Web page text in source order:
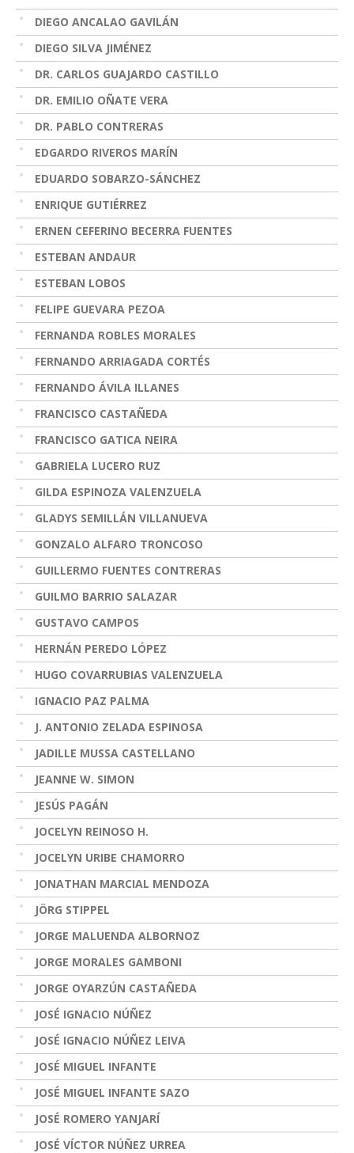
DIEGO ANCALAO GAVILÁN
DIEGO SILVA JIMÉNEZ
DR. CARLOS GUAJARDO CASTILLO
DR. EMILIO OÑATE VERA
DR. PABLO CONTRERAS
EDGARDO RIVEROS MARÍN
EDUARDO SOBARZO-SÁNCHEZ
ENRIQUE GUTIÉRREZ
ERNEN CEFERINO BECERRA FUENTES
ESTEBAN ANDAUR
ESTEBAN LOBOS
FELIPE GUEVARA PEZOA
FERNANDA ROBLES MORALES
FERNANDO ARRIAGADA CORTÉS
FERNANDO ÁVILA ILLANES
FRANCISCO CASTAÑEDA
FRANCISCO GATICA NEIRA
GABRIELA LUCERO RUZ
GILDA ESPINOZA VALENZUELA
GLADYS SEMILLÁN VILLANUEVA
GONZALO ALFARO TRONCOSO
GUILLERMO FUENTES CONTRERAS
GUILMO BARRIO SALAZAR
GUSTAVO CAMPOS
HERNÁN PEREDO LÓPEZ
HUGO COVARRUBIAS VALENZUELA
IGNACIO PAZ PALMA
J. ANTONIO ZELADA ESPINOSA
JADILLE MUSSA CASTELLANO
JEANNE W. SIMON
JESÚS PAGÁN
JOCELYN REINOSO H.
JOCELYN URIBE CHAMORRO
JONATHAN MARCIAL MENDOZA
JÖRG STIPPEL
JORGE MALUENDA ALBORNOZ
JORGE MORALES GAMBONI
JORGE OYARZÚN CASTAÑEDA
JOSÉ IGNACIO NÚÑEZ
JOSÉ IGNACIO NÚÑEZ LEIVA
JOSÉ MIGUEL INFANTE
JOSÉ MIGUEL INFANTE SAZO
JOSÉ ROMERO YANJARÍ
JOSÉ VÍCTOR NÚÑEZ URREA